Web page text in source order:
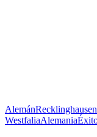
AlemánRecklinghausen
WestfaliaAlemania